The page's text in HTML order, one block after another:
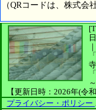
（QRコードは、株式会
｜
【更新日時：2026年(令
プライバシー・ポリシー